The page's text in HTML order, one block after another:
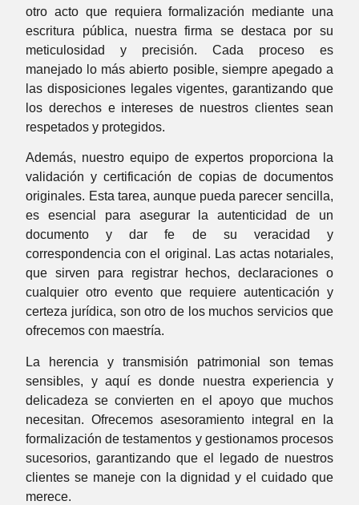
otro acto que requiera formalización mediante una
escritura pública, nuestra firma se destaca por su
meticulosidad y precisión. Cada proceso es
manejado lo más abierto posible, siempre apegado a
las disposiciones legales vigentes, garantizando que
los derechos e intereses de nuestros clientes sean
respetados y protegidos.
Además, nuestro equipo de expertos proporciona la
validación y certificación de copias de documentos
originales. Esta tarea, aunque pueda parecer sencilla,
es esencial para asegurar la autenticidad de un
documento y dar fe de su veracidad y
correspondencia con el original. Las actas notariales,
que sirven para registrar hechos, declaraciones o
cualquier otro evento que requiere autenticación y
certeza jurídica, son otro de los muchos servicios que
ofrecemos con maestría.
La herencia y transmisión patrimonial son temas
sensibles, y aquí es donde nuestra experiencia y
delicadeza se convierten en el apoyo que muchos
necesitan. Ofrecemos asesoramiento integral en la
formalización de testamentos y gestionamos procesos
sucesorios, garantizando que el legado de nuestros
clientes se maneje con la dignidad y el cuidado que
merece.